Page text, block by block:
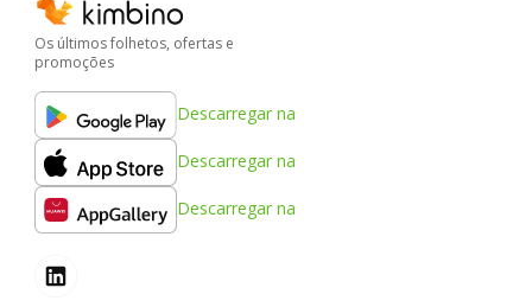
Os últimos folhetos, ofertas e
promoções
Descarregar na
Descarregar na
Descarregar na